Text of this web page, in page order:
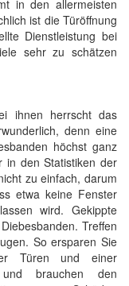
in den allermeisten
ist die Türöffnung
Dienstleistung bei
sehr zu schätzen
ihnen herrscht das
denn eine
höchst ganz
in den Statistiken der
zu einfach, darum
etwa keine Fenster
wird. Gekippte
Treffen
So ersparen Sie
Türen und einer
brauchen den